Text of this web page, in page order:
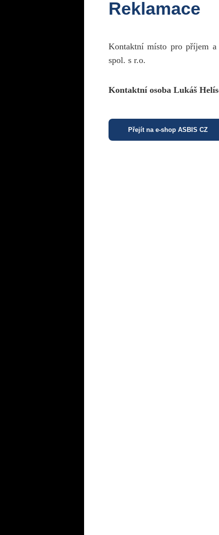
Reklamace
Kontaktní místo pro příjem
spol. s r.o.
Kontaktní osoba Lukáš
Přejít na e-shop ASBIS CZ